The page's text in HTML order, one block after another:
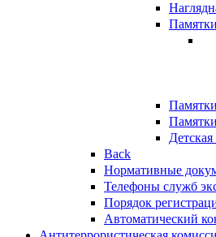
Детская
Back
Нормативные
Телефоны служб
Порядок
Автоматический